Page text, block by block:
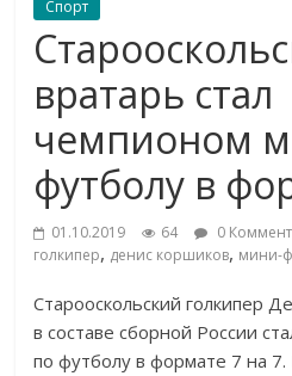
Спорт
вратарь стал
чемпионом
футболу в
01.10.2019 64 0
голкипер, денис коршиков, мини-
Старооскольский голкипер
в составе сборной России
по футболу в формате 7 на